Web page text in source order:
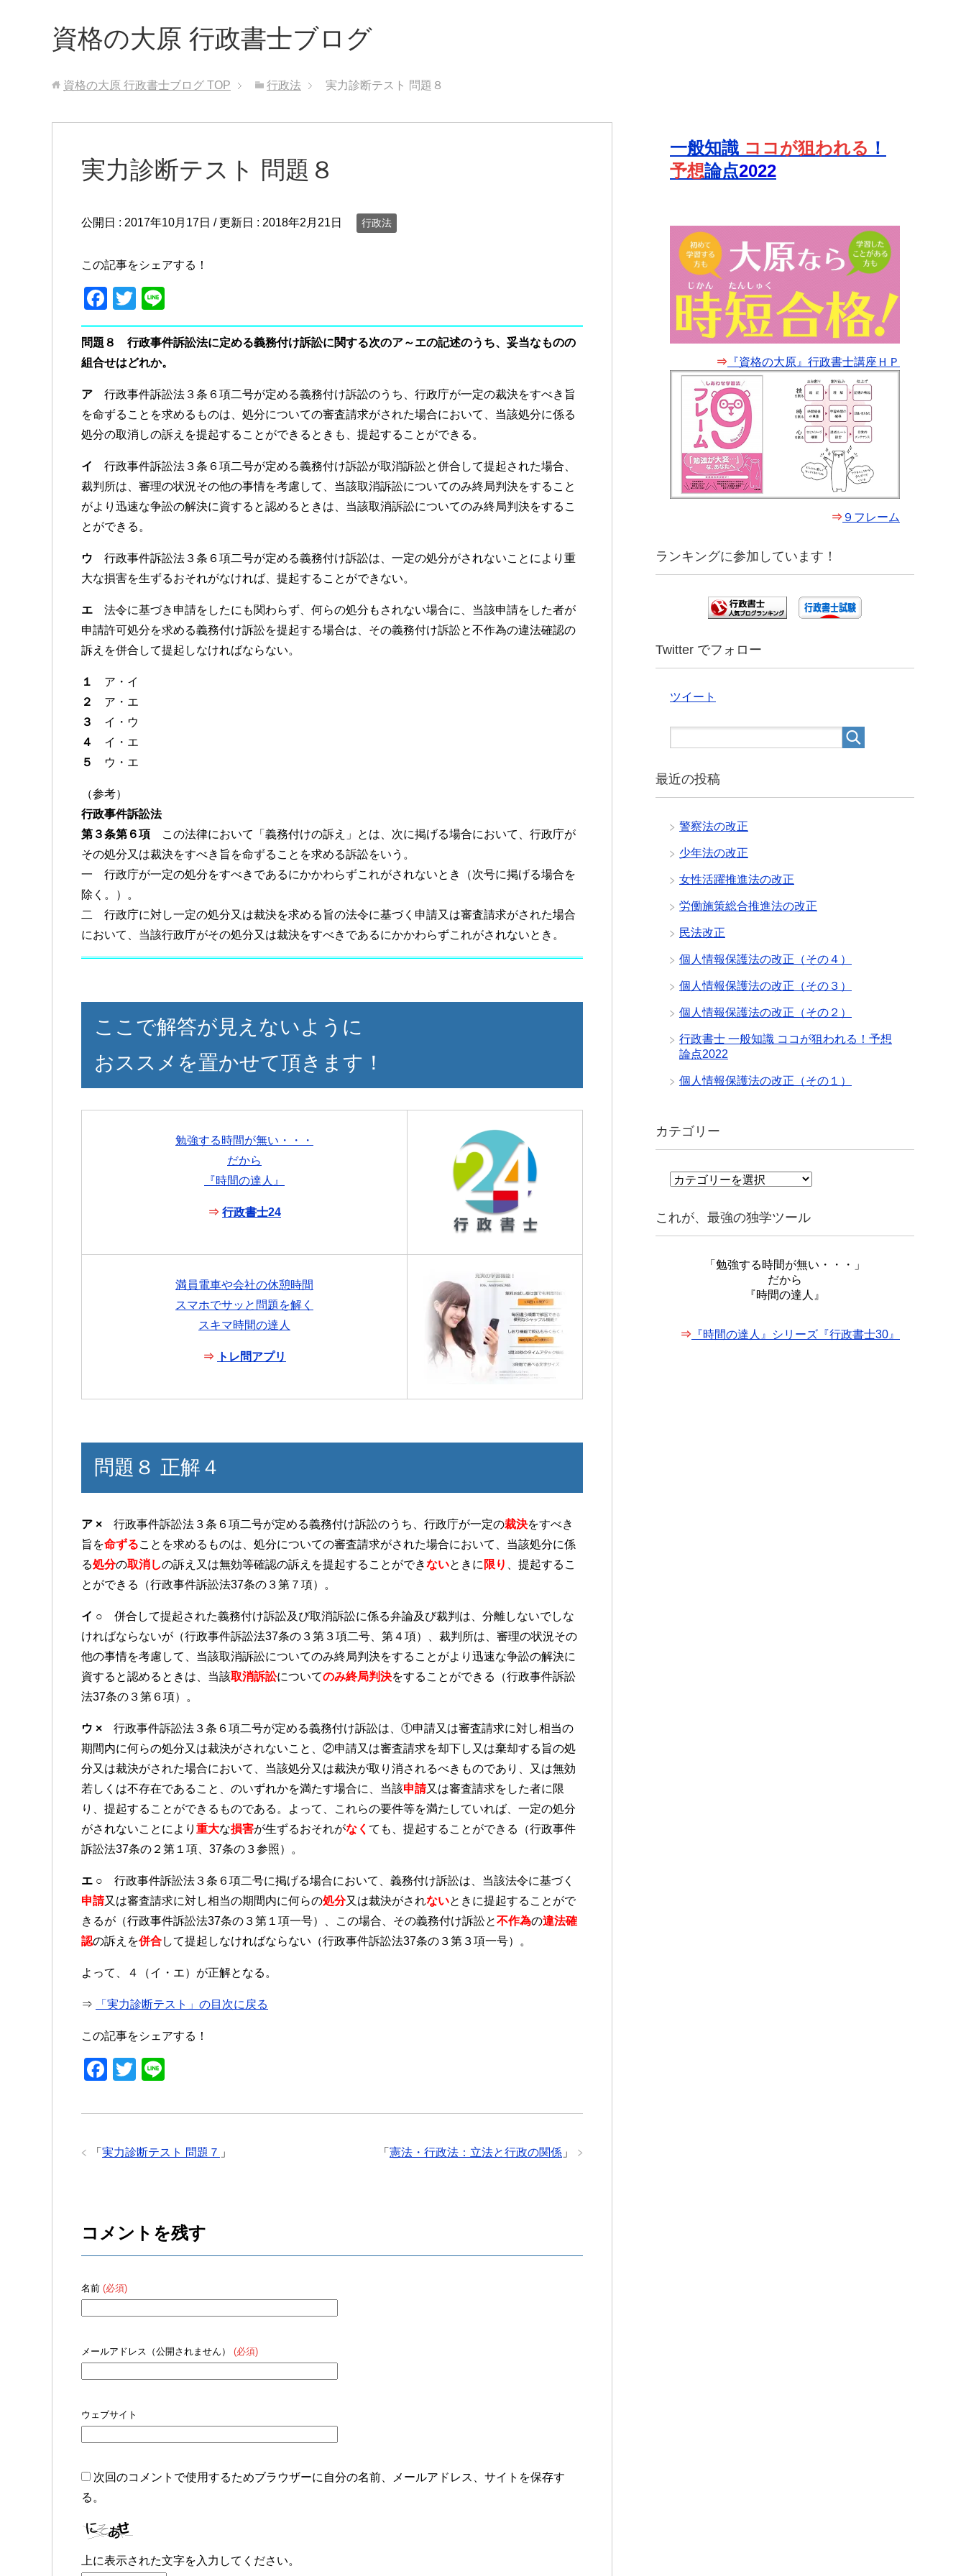
資格の大原 行政書士ブログ
資格の大原 行政書士ブログ TOP 行政法 実力診断テスト 問題８
実力診断テスト 問題８
公開日 : 2017年10月17日 / 更新日 : 2018年2月21日 行政法
この記事をシェアする！
F
a
c
e
b
o
o
k
T
wi
tt
er
n
e
問題８ 行政事件訴訟法に定める義務付け訴訟に関する次のア～エの記述のうち、妥当なものの
組合せはどれか。
ア 行政事件訴訟法３条６項二号が定める義務付け訴訟のうち、行政庁が一定の裁決をすべき旨
を命ずることを求めるものは、処分についての審査請求がされた場合において、当該処分に係る
処分の取消しの訴えを提起することができるときも、提起することができる。
イ
行政事件訴訟法３条６項二号が定める義務付け訴訟が取消訴訟と併合して提起された場合、
裁判所は、審理の状況その他の事情を考慮して、当該取消訴訟についてのみ終局判決をすること
がより迅速な争訟の解決に資すると認めるときは、当該取消訴訟についてのみ終局判決をするこ
とができる。
ウ 行政事件訴訟法３条６項二号が定める義務付け訴訟は、一定の処分がされないことにより重
大な損害を生ずるおそれがなければ、提起することができない。
エ 法令に基づき申請をしたにも関わらず、何らの処分もされない場合に、当該申請をした者が
申請許可処分を求める義務付け訴訟を提起する場合は、その義務付け訴訟と不作為の違法確認の
訴えを併合して提起しなければならない。
１
ア・イ
２
ア・エ
３
イ・ウ
４
イ・エ
５
ウ・エ
（参考）
行政事件訴訟法
第３条第６項 この法律において「義務付けの訴え」とは、次に掲げる場合において、行政庁が
その処分又は裁決をすべき旨を命ずることを求める訴訟をいう。
一 行政庁が一定の処分をすべきであるにかかわらずこれがされないとき（次号に掲げる場合を
除く。）。
二 行政庁に対し一定の処分又は裁決を求める旨の法令に基づく申請又は審査請求がされた場合
において、当該行政庁がその処分又は裁決をすべきであるにかかわらずこれがされないとき。
ここで解答が見えないように
おススメを置かせて頂きます！
勉強する時間が無い・・・
だから
『時間の達人』
⇒ 行政書士24
満員電車や会社の休憩時間
スマホでサッと問題を解く
スキマ時間の達人
⇒ トレ問アプリ
問題８ 正解４
ア × 行政事件訴訟法３条６項二号が定める義務付け訴訟のうち、行政庁が一定の裁決をすべき
旨を命ずることを求めるものは、処分についての審査請求がされた場合において、当該処分に係
る処分の取消しの訴え又は無効等確認の訴えを提起することができないときに 限り
、提起するこ
とができる（行政事件訴訟法37条の３第７項）。
イ ○ 併合して提起された義務付け訴訟及び取消訴訟に係る弁論及び裁判は、分離しないでしな
ければならないが（行政事件訴訟法37条の３第３項二号、第４項）、裁判所は、審理の状況その
他の事情を考慮して、当該取消訴訟についてのみ終局判決をすることがより迅速な争訟の解決に
資すると認めるときは、当該取消訴訟についてのみ終局判決をすることができる（行政事件訴訟
法37条の３第６項）。
ウ × 行政事件訴訟法３条６項二号が定める義務付け訴訟は、①申請又は審査請求に対し相当の
期間内に何らの処分又は裁決がされないこと、②申請又は審査請求を却下し又は棄却する旨の処
分又は裁決がされた場合において、当該処分又は裁決が取り消されるべきものであり、又は無効
若しくは不存在であること、のいずれかを満たす場合に、当該申請又は審査請求をした者に限
り、提起することができるものである。よって、これらの要件等を満たしていれば、一定の処分
がされないことにより 重大な損害が生ずるおそれがなく ても、提起することができる（行政事件
訴訟法37条の２第１項、37条の３参照）。
エ ○ 行政事件訴訟法３条６項二号に掲げる場合において、義務付け訴訟は、当該法令に基づく
申請又は審査請求に対し相当の期間内に何らの処分又は裁決がされないときに提起することがで
きるが（行政事件訴訟法37条の３第１項一号）、この場合、その義務付け訴訟と不作為の違法確
認の訴えを併合して提起しなければならない（行政事件訴訟法37条の３第３項一号）。
よって、４（イ・エ）が正解となる。
⇒ 「実力診断テスト」の目次に戻る
この記事をシェアする！
F
c
b
k
T
tt
e
「 憲法・行政法：立法と行政の関係 」
「 実力診断テスト 問題７ 」
コメントを残す
名前 (必須)
メールアドレス（公開されません） (必須)
ウェブサイト
次回のコメントで使用するためブラウザーに自分の名前、メールアドレス、サイトを保存す
る。
上に表示された文字を入力してください。
一般知識 ココが狙われる ！
予想論点2022
⇒ 『資格の大原』行政書士講座ＨＰ
⇒ ９フレーム
ランキングに参加しています！
Twitter でフォロー
ツイート
最近の投稿
警察法の改正
少年法の改正
女性活躍推進法の改正
労働施策総合推進法の改正
民法改正
個人情報保護法の改正（その４）
個人情報保護法の改正（その３）
個人情報保護法の改正（その２）
行政書士 一般知識 ココが狙われる！予想
論点2022
個人情報保護法の改正（その１）
カテゴリー
カ
リ
ー
これが、最強の独学ツール
「勉強する時間が無い・・・」
だから
『時間の達人』
⇒ 『時間の達人』シリーズ『行政書士30』